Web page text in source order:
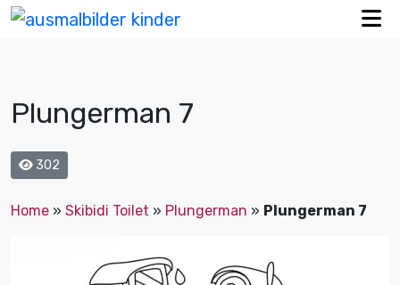
Plungerman 7
302
Home » Skibidi Toilet » Plungerman » Plungerman 7